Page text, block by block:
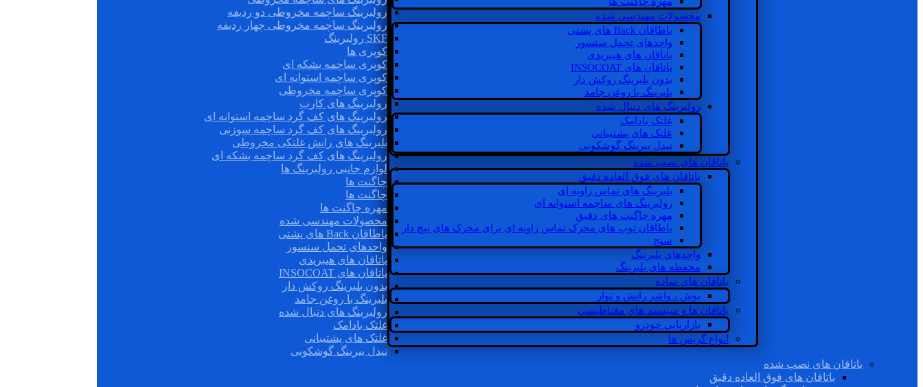
محصولات مهندسی شده
یاطاقان Back های پشتی
واحدهای تحمل سنسور
یاتاقان های هیبریدی
یاتاقان های INSOCOAT
بدون بلبرینگ روکش دار
بلبرینگ با روغن جامد
رولبرینگ های دنبال شده
غلتک بادامک
غلتک های پشتیبانی
نیدل بیرینگ گوشکوبی
یاتاقان های نصب شده
یاتاقان های فوق العاده دقیق
بلبرینگ های تماس زاویه ای
رولبرینگ های ساچمه استوانه ای
مهره چاگنت های دقیق
یاطاقان توپ های محرک تماس زاویه ای برای محرک های پیچ دار
سنج
واحدهای بلبرینگ
محفظه های بلبرینگ
یاتاقان های ساده
بوش ، واشر رانش و نوار
یاتاقان ها و سیستم های مغناطیسی
بازاریابی خودرو
انواع گریس ها
رولبرینگ ساچمه مخروطی دو ردیفه
رولبرینگ ساچمه مخروطی چهار ردیفه
SKF رولبرینگ
کوپری ها
کوپری ساچمه بشکه ای
کوپری ساچمه استوانه ای
کوپری ساچمه مخروطی
رولبرینگ های کارب
رولبرینگ های کف گرد ساچمه استوانه ای
رولبرینگ های کف گرد ساچمه سوزنی
بلبرینگ های رانش غلتکی مخروطی
رولبرینگ های کف گرد ساچمه بشکه ای
لوازم جانبی رولبرینگ ها
چاگنت ها
چاگنت ها
مهره چاگنت ها
محصولات مهندسی شده
یاطاقان Back های پشتی
واحدهای تحمل سنسور
یاتاقان های هیبریدی
یاتاقان های INSOCOAT
بدون بلبرینگ روکش دار
بلبرینگ با روغن جامد
رولبرینگ های دنبال شده
غلتک بادامک
غلتک های پشتیبانی
نیدل بیرینگ گوشکوبی
یاتاقان های نصب شده
یاتاقان های فوق العاده دقیق